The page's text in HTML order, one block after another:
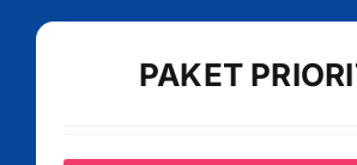
PAKET